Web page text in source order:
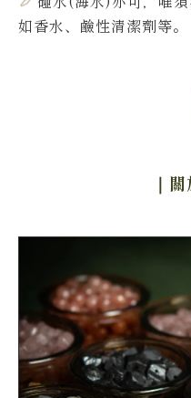
如香水、鹼性清潔劑等。
｜